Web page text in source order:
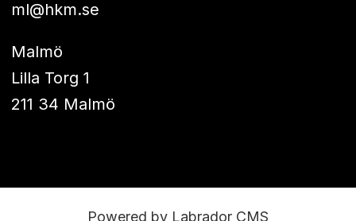
ml@hkm.se
Malmö
Lilla Torg 1
211 34 Malmö
Powered by Labrador CMS